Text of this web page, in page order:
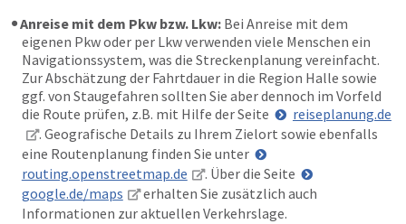
Anreise mit dem Pkw bzw. Lkw: Bei Anreise mit dem
eigenen Pkw oder per Lkw verwenden viele Menschen ein
Navigationssystem, was die Streckenplanung vereinfacht.
Zur Abschätzung der Fahrtdauer in die Region Halle sowie
ggf. von Staugefahren sollten Sie aber dennoch im Vorfeld
die Route prüfen, z.B. mit Hilfe der Seite
reiseplanung.de
. Geografische Details zu Ihrem Zielort sowie ebenfalls
eine Routenplanung finden Sie unter
routing.openstreetmap.de
. Über die Seite
google.de/maps
erhalten Sie zusätzlich auch
Informationen zur aktuellen Verkehrslage.